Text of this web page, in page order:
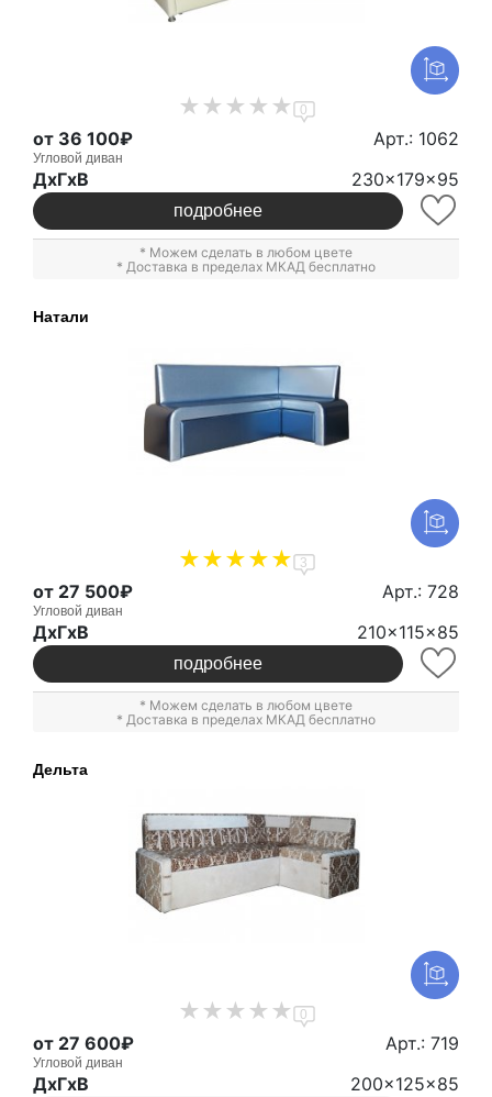
0
от 36 100₽ Арт.: 1062
Угловой диван
ДxГxВ 230x179x95
подробнее
* Можем сделать в любом цвете
* Доставка в пределах МКАД бесплатно
Натали
3
от 27 500₽ Арт.: 728
Угловой диван
ДxГxВ 210x115x85
подробнее
* Можем сделать в любом цвете
* Доставка в пределах МКАД бесплатно
Дельта
0
от 27 600₽ Арт.: 719
Угловой диван
ДxГxВ 200x125x85